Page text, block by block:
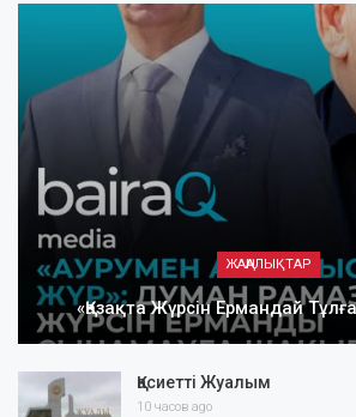
ЖАҢАЛЫҚТАР
«Қазақта Жүрсін Ермандай
Қасиетті Жуалым
10 часов ago